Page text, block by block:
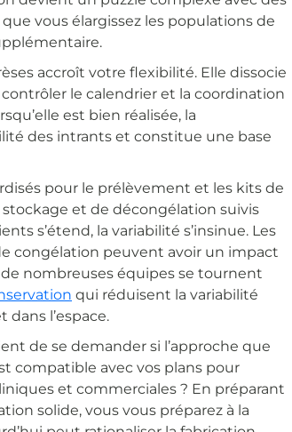
vous élargissez les populations de
accroît votre flexibilité. Elle dissocie
le calendrier et la coordination
est bien réalisée, la
des intrants et constitue une base
pour le prélèvement et les kits de
et de décongélation suivis
s’étend, la variabilité s’insinue. Les
congélation peuvent avoir un impact
de nombreuses équipes se tournent
qui réduisent la variabilité
l’espace.
de se demander si l’approche que
compatible avec vos plans pour
et commerciales ? En préparant
solide, vous vous préparez à la